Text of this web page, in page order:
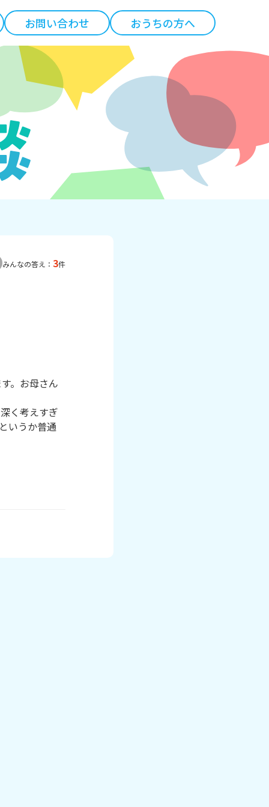
お問い合わせ おうちの方へ
みんなの答え： 3件
。お母さん
く考えすぎ
いうか普通